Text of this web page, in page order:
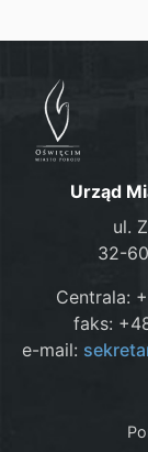
Urząd
ul.
32-
Centrala:
faks:
e-mail: